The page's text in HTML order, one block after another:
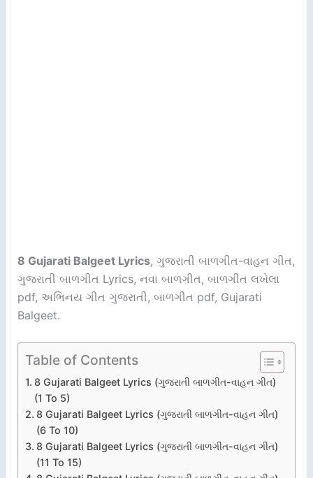
8 Gujarati Balgeet Lyrics, ગુજરાતી બાળગીત-વાહન ગીત,
ગુજરાતી બાળગીત Lyrics, નવા બાળગીત, બાળગીત લખેલા
pdf, અભિનય ગીત ગુજરાતી, બાળગીત pdf, Gujarati
Balgeet.
Table of Contents
8 Gujarati Balgeet Lyrics (ગુજરાતી બાળગીત-વાહન ગીત)
(1 To 5)
8 Gujarati Balgeet Lyrics (ગુજરાતી બાળગીત-વાહન ગીત)
(6 To 10)
8 Gujarati Balgeet Lyrics (ગુજરાતી બાળગીત-વાહન ગીત)
(11 To 15)